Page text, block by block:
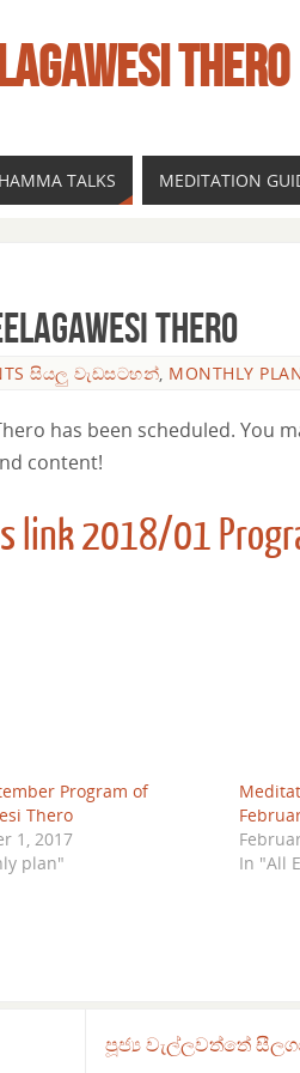
THERO
TALKS MEDITATION
Thero
සියලු වැඩසටහන්, MONTHLY
has been scheduled. You
content!
link 2018/01
Program of
Thero
1, 2017
plan"
In "All
පූජ්‍ය වැල්ලවත්තේ